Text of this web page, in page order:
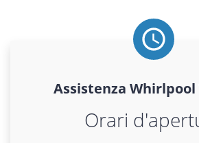
Assistenza Whirlpool
Orari